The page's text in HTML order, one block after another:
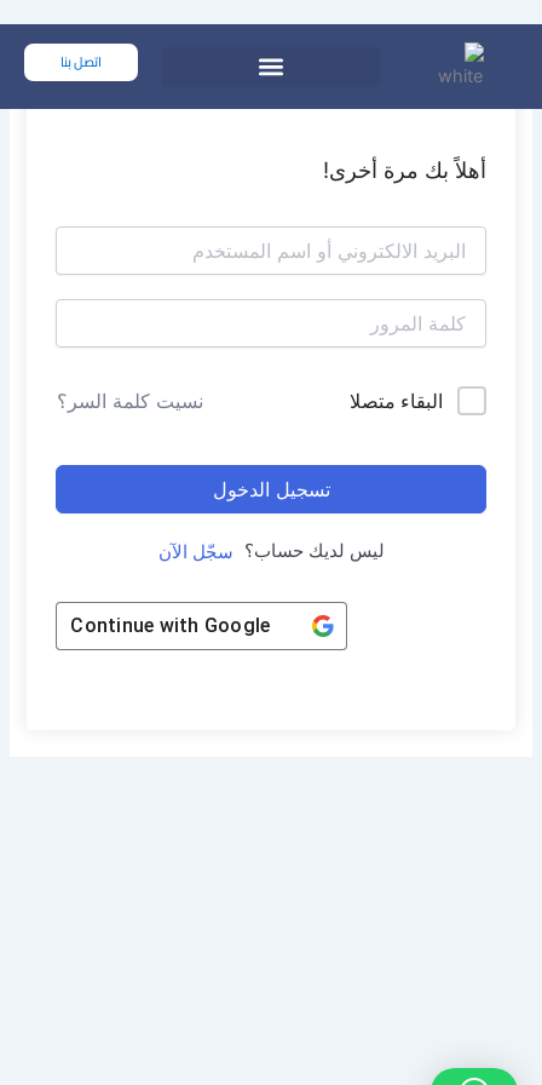
المحتوى
اتصل بنا
أهلاً بك مرة أخرى!
البقاء متصلا نسيت كلمة السر؟
تسجيل الدخول
ليس لديك حساب؟ سجّل الآن
Continue with Google